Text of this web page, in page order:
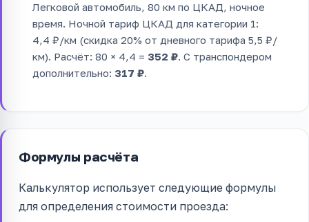
Легковой автомобиль, 80 км по ЦКАД, ночное
время. Ночной тариф ЦКАД для категории 1:
4,4 ₽/км (скидка 20% от дневного тарифа 5,5 ₽/
км). Расчёт: 80 × 4,4 = 352 ₽. С транспондером
дополнительно: 317 ₽.
Формулы расчёта
Калькулятор использует следующие формулы
для определения стоимости проезда: